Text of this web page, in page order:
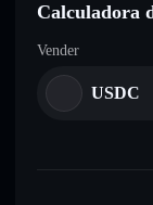
Calculadora
Vender
USDC